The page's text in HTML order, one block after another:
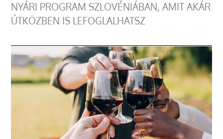
NYÁRI PROGRAM SZLOVÉNIÁBAN, AMIT AKÁR
ÚTKÖZBEN IS LEFOGLALHATSZ